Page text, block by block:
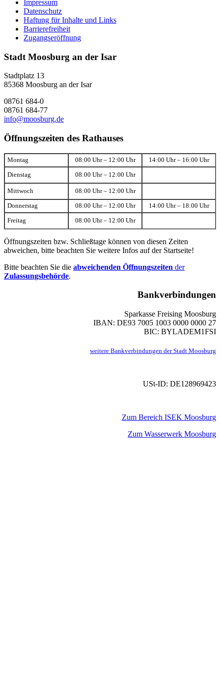
Impressum
Datenschutz
Haftung für Inhalte und Links
Barrierefreiheit
Zugangseröffnung
Stadt Moosburg an der Isar
Stadtplatz 13
85368 Moosburg an der Isar
08761 684-0
08761 684-77
info@moosburg.de
Öffnungszeiten des Rathauses
Montag 08:00 Uhr – 12:00 Uhr 14:00 Uhr – 16:00 Uhr
Dienstag 08:00 Uhr – 12:00 Uhr
Mittwoch 08:00 Uhr – 12:00 Uhr
Donnerstag 08:00 Uhr – 12:00 Uhr 14:00 Uhr – 18:00 Uhr
Freitag 08:00 Uhr – 12:00 Uhr
Öffnungszeiten bzw. Schließtage können von diesen Zeiten
abweichen, bitte beachten Sie weitere Infos auf der Startseite!
Bitte beachten Sie die abweichenden Öffnungszeiten der
Zulassungsbehörde.
Bankverbindungen
Sparkasse Freising Moosburg
IBAN: DE93 7005 1003 0000 0000 27
BIC: BYLADEM1FSI
weitere Bankverbindungen der Stadt Moosburg
USt-ID: DE128969423
Zum Bereich ISEK Moosburg
Zum Wasserwerk Moosburg